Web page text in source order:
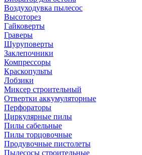
Воздуходувка пылесос
Высоторез
Гайковерты
Граверы
Шуруповерты
Заклепочники
Компрессоры
Краскопульты
Лобзики
Миксер строительный
Отвертки аккумуляторные
Перфораторы
Циркулярные пилы
Пилы сабельные
Пилы торцовочные
Продувочные пистолеты
Пылесосы строительные